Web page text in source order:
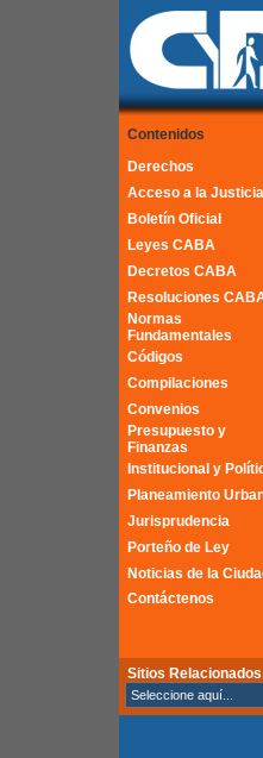
Contenidos
Derechos
Acceso a la Justicia
Boletín Oficial
Leyes CABA
Decretos CABA
Resoluciones
Normas
Fundamentales
Códigos
Compilaciones
Convenios
Presupuesto y
Finanzas
Institucional y
Planeamiento
Jurisprudencia
Porteño de Ley
Noticias de la
Contáctenos
Sitios Relacionados